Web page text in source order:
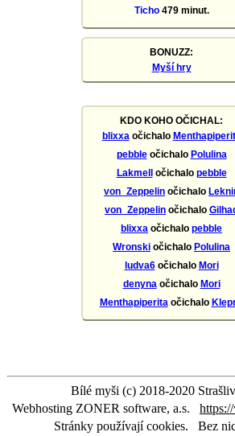
Ticho 479 minut.
BONUZZ:
Myší hry
KDO KOHO OČICHAL:
blixxa očichalo
pebble očichalo Polulina
Lakmell
očichalo pebble
von_Zeppelin očichalo
von_Zeppelin očichalo
blixxa očichalo pebble
Wronski očichalo Polulina
ludva6 očichalo Mori
denyna očichalo Mori
Menthapiperita očichalo
Bílé myši (c) 2018-2020
Webhosting ZONER software, a.s.
Stránky používají cookies.
Bez